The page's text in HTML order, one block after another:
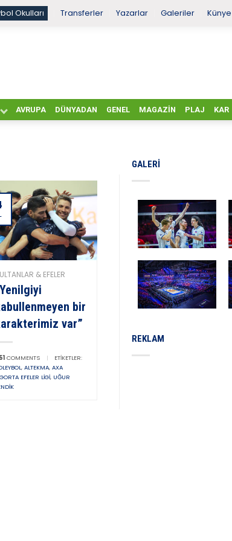
Okulları Transferler Yazarlar Galeriler Künye
AVRUPA DÜNYADAN GENEL MAGAZIN PLAJ KAR
& EFELER
bir
var”
COMMENTS |
ETIKETLER:
, ALTEKMA, AXA
EFELER LIGI, UĞUR
GALERI
REKLAM